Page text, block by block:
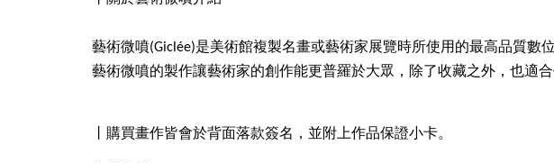
藝術微噴(Giclée)是美術館複製名畫或藝術家展覽時所使用的最高品質數
藝術微噴的製作讓藝術家的創作能更普羅於大眾，除了收藏之外，也適合
丨購買畫作皆會於背面落款簽名，並附上作品保證小卡。